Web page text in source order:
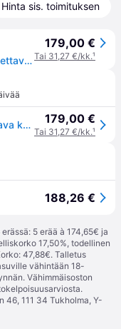
Hinta sis. toimituksen
Marshall Emberton III langaton kannettava kaiutin (kerma)
179,00 €
Tai 31,27 €/kk.¹
Marshall Emberton III langaton kannettava kaiutin (kerma) 179,00 €
Tai 31,27 €/kk.¹
188,26 €
5 erää à 174,65€ ja
17,50%, todellinen
47,88€. Talletus
vähintään 18-
Vähimmäisoston
46, 111 34 Tukholma, Y-